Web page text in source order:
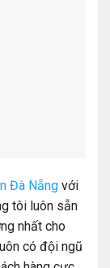
Đà Nẵng với
tôi luôn sẵn
nhất cho
có đội ngũ